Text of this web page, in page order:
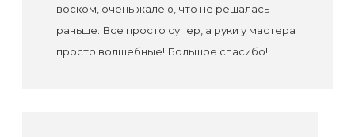
воском, очень жалею, что не решалась
раньше. Все просто супер, а руки у мастера
просто волшебные! Большое спасибо!